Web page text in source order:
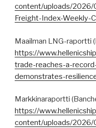
content/uploads/2026/
Freight-Index-Weekly-
Maailman LNG-raportti
https://
trade-reaches-a-
demonstrates-
Markkinaraportti
https://
content/uploads/